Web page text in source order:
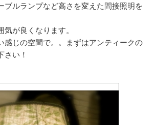
ブルランプなど高さを変えた間接照明を
が良くなります。
感じの空間で。。まずはアンティークの
さい！